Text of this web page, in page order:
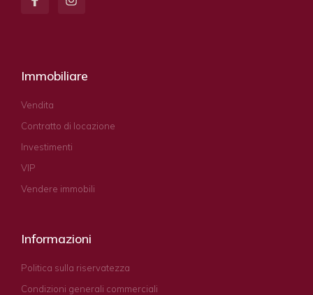
Immobiliare
Vendita
Contratto di locazione
Investimenti
VIP
Vendere immobili
Informazioni
Politica sulla riservatezza
Condizioni generali commerciali